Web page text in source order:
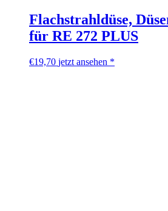
Flachstrahldüse,
für RE 272 PLUS
€19,70 jetzt ansehen *